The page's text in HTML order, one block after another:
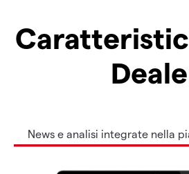
News e analisi integrate nella